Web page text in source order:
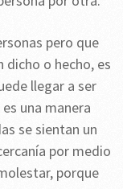
pero que
dicho o hecho, es
llegar a ser
una manera
se sientan un
por medio
porque